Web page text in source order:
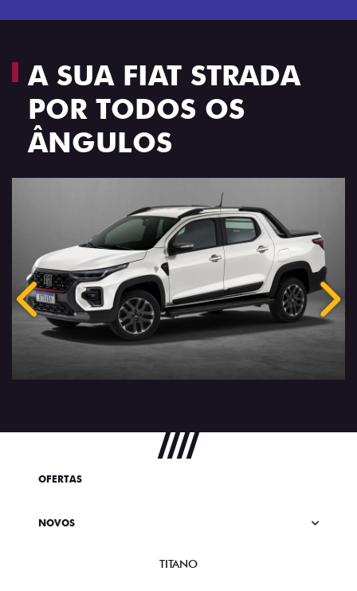
A SUA FIAT STRADA
POR TODOS OS
ÂNGULOS
Anterior
OFERTAS
NOVOS
TITANO